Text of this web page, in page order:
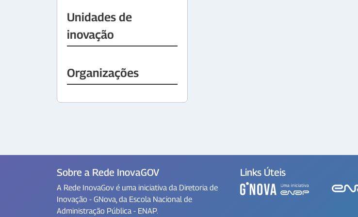
Unidades de
inovação
Organizações
Sobre a Rede InovaGOV
A Rede InovaGov é uma iniciativa da Diretoria de
Inovação - GNova, da Escola Nacional de
Administração Pública - ENAP.
Links Úteis